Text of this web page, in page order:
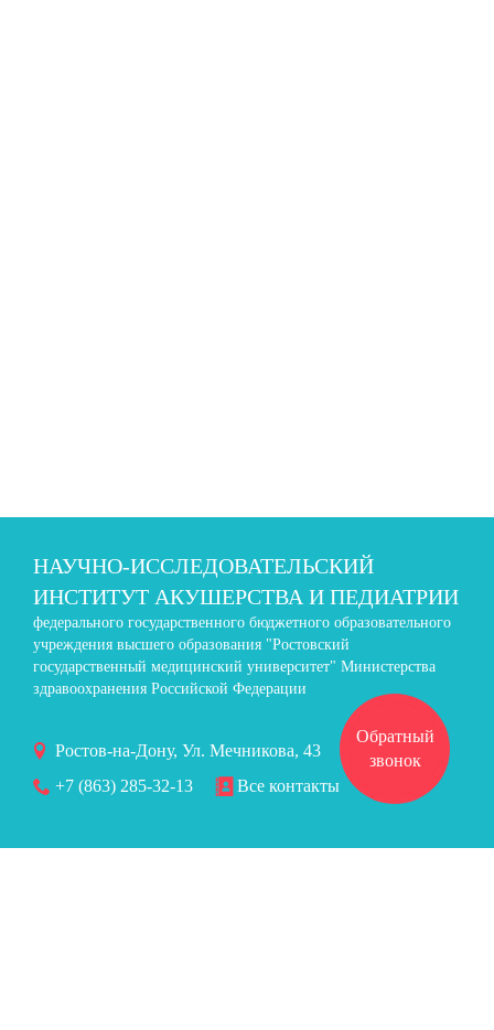
НАУЧНО-ИССЛЕДОВАТЕЛЬСКИЙ
ИНСТИТУТ АКУШЕРСТВА И ПЕДИАТРИИ
федерального государственного бюджетного образовательного
учреждения высшего образования "Ростовский
государственный медицинский университет" Министерства
здравоохранения Российской Федерации
Ростов-на-Дону, Ул. Мечникова, 43
+7 (863) 285-32-13
Все контакты
Обратный
звонок